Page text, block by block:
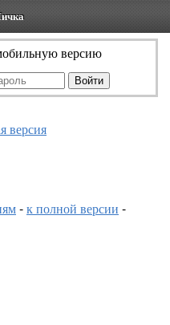
версию
версия
-к полной версии -